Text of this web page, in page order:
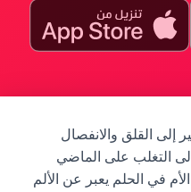
إلى القلق والانفصال
التغلب على الماضي
في الحلم يعبر عن الألم